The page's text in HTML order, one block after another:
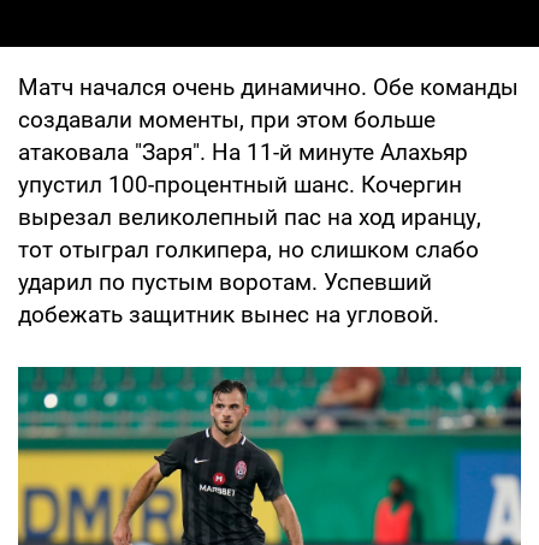
Матч начался очень динамично. Обе команды
создавали моменты, при этом больше
атаковала "Заря". На 11-й минуте Алахьяр
упустил 100-процентный шанс. Кочергин
вырезал великолепный пас на ход иранцу,
тот отыграл голкипера, но слишком слабо
ударил по пустым воротам. Успевший
добежать защитник вынес на угловой.